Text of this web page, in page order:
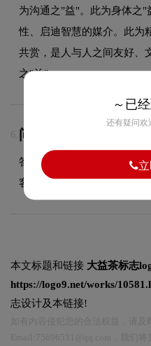
为沟通之"益"。此为身体之"
性、启迪智慧的媒介。此为
共赏，是人与人之间友好、
之"益"。
6. 问：LOGO设计包含
答：具体修改次数依据合同
客户充分沟通，确保最终方
本文标题和链接 大益茶标志
https://logo9.net/works/
志设计及本链接!
～已
还有疑问欢